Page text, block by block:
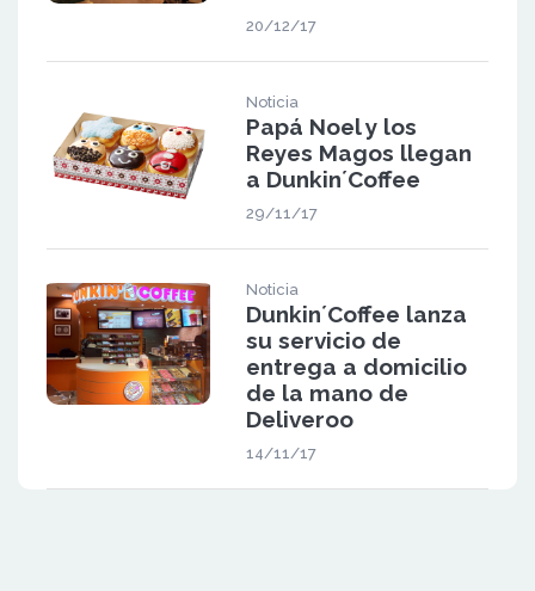
20/12/17
Noticia
Papá Noel y los
Reyes Magos llegan
a Dunkin´Coffee
29/11/17
Noticia
Dunkin´Coffee lanza
su servicio de
entrega a domicilio
de la mano de
Deliveroo
14/11/17